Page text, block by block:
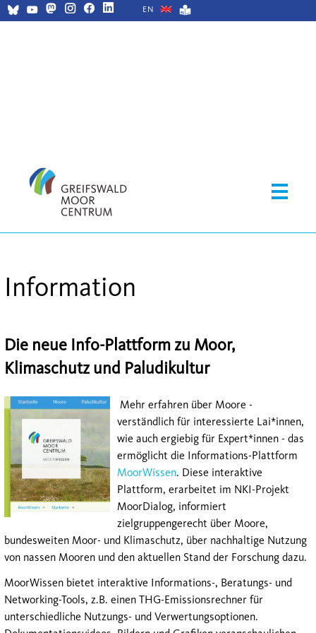
EN
Information
Die neue Info-Plattform zu Moor,
Klimaschutz und Paludikultur
Mehr erfahren über Moore -
verständlich für interessierte Lai*innen,
wie auch ergiebig für Expert*innen - das
ermöglicht die Informations-Plattform
MoorWissen. Diese interaktive
Plattform, erarbeitet im NKI-Projekt
MoorDialog, informiert
zielgruppengerecht über Moore,
bundesweiten Moor- und Klimaschutz, über nachhaltige Nutzung
von nassen Mooren und den aktuellen Stand der Forschung dazu.
MoorWissen bietet interaktive Informations-, Beratungs- und
Networking-Tools, z.B. einen THG-Emissionsrechner für
unterschiedliche Nutzungs- und Verwertungsoptionen.